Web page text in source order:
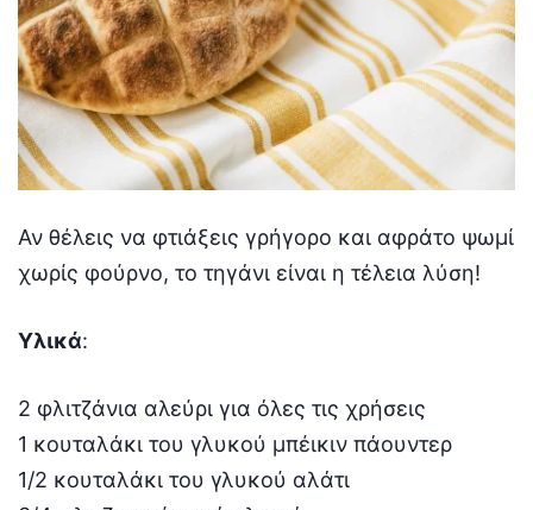
Αν θέλεις να φτιάξεις γρήγορο και αφράτο ψωμί
χωρίς φούρνο, το τηγάνι είναι η τέλεια λύση!
Υλικά:
2 φλιτζάνια αλεύρι για όλες τις χρήσεις
1 κουταλάκι του γλυκού μπέικιν πάουντερ
1/2 κουταλάκι του γλυκού αλάτι